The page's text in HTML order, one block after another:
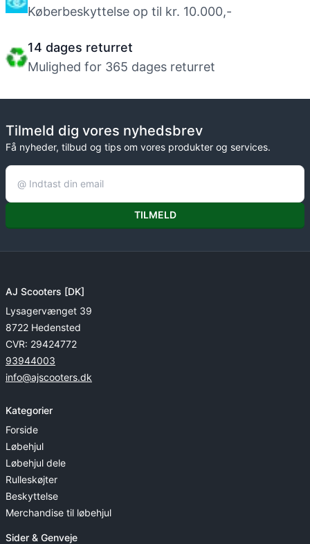
Køberbeskyttelse op til kr. 10.000,-
14 dages returret
Mulighed for 365 dages returret
Tilmeld dig vores nyhedsbrev
Få nyheder, tilbud og tips om vores produkter og services.
TILMELD
AJ Scooters [DK]
Lysagervænget 39
8722 Hedensted
CVR: 29424772
93944003
info@ajscooters.dk
Kategorier
Forside
Løbehjul
Løbehjul dele
Rulleskøjter
Beskyttelse
Merchandise til løbehjul
Sider & Genveje